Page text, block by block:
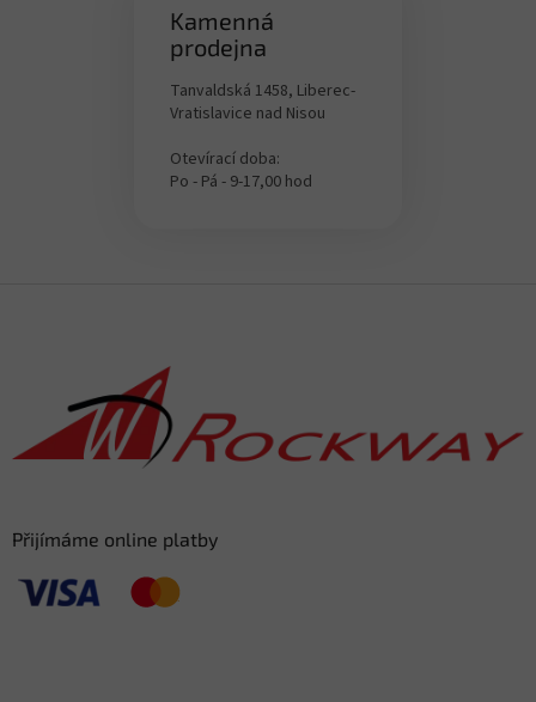
Kamenná
prodejna
Tanvaldská 1458, Liberec-
Vratislavice nad Nisou
Otevírací doba:
Po - Pá - 9-17,00 hod
Přijímáme online platby